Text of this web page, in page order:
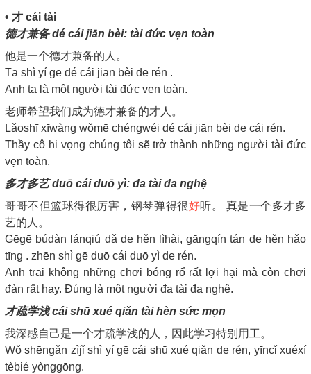
• 才 cái tài
德才兼备 dé cái jiān bèi: tài đức vẹn toàn
他是一个德才兼备的人。
Tā shì yí gē dé cái jiān bèi de rén .
Anh ta là một người tài đức vẹn toàn.
老师希望我们成为德才兼备的才人。
Lǎoshī xīwàng wǒmē chéngwéi dé cái jiān bèi de cái rén.
Thầy cô hi vọng chúng tôi sẽ trở thành những người tài đức
vẹn toàn.
多才多艺 duō cái duō yì: đa tài đa nghệ
哥哥不但篮球得很厉害，钢琴弹得很好听。 真是一个多才多
艺的人。
Gēgē búdàn lánqiú dǎ de hěn lìhài, gāngqín tán de hěn hǎo
tīng . zhēn shì gē duō cái duō yì de rén.
Anh trai không những chơi bóng rổ rất lợi hại mà còn chơi
đàn rất hay. Đúng là một người đa tài đa nghệ.
才疏学浅 cái shū xué qiǎn tài hèn sức mọn
我深感自己是一个才疏学浅的人，因此学习特别用工。
Wǒ shēngǎn zìjǐ shì yí gē cái shū xué qiǎn de rén, yīncǐ xuéxí
tèbié yònggōng.